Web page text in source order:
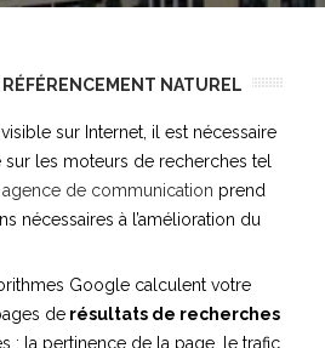
NATUREL
visible sur Internet, il est nécessaire
les moteurs de recherches tel
agence de communication prend
nécessaires à l’amélioration du
Google calculent votre
de résultats de recherches
: la pertinence de la page, le trafic